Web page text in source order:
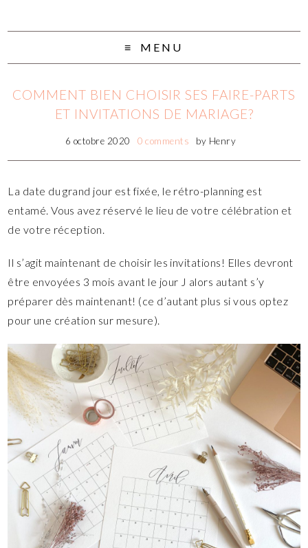
MENU
COMMENT BIEN CHOISIR SES FAIRE-PARTS
ET INVITATIONS DE MARIAGE?
6 octobre 2020 0 comments by Henry
La date du grand jour est fixée, le rétro-planning est
entamé. Vous avez réservé le lieu de votre célébration et
de votre réception.
Il s’agit maintenant de choisir les invitations! Elles devront
être envoyées 3 mois avant le jour J alors autant s’y
préparer dès maintenant! (ce d’autant plus si vous optez
pour une création sur mesure).